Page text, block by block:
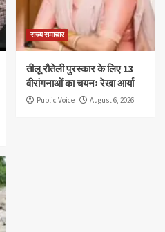
राज्य समाचार
तीलू रौतेली पुरस्कार के लिए 13
वीरांगनाओं का चयनः रेखा आर्या
Public Voice August 6, 2026